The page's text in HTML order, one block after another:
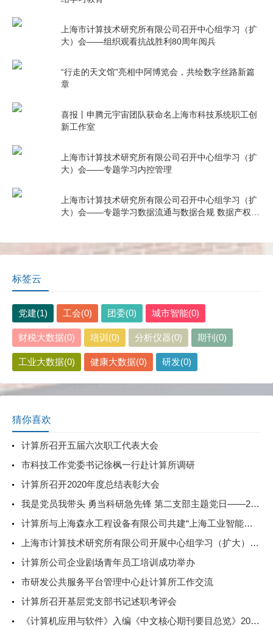
上海市计算技术研究所有限公司召开中心组学习（扩
大）会——组织观看抗战胜利80周年阅兵
“行走的天文馆”亮相中阿博览会，共绘数字丝路新篇
章
喜报丨申腾元宇宙团队获命名上海市科技系统职工创
新工作室
上海市计算技术研究所有限公司召开中心组学习（扩
大）会——专题学习内控管理
上海市计算技术研究所有限公司召开中心组学习（扩
大）会——专题学习数据流通与数据合规 数据产权与
标签云
党建(1) 工会(0) 团委(0) 城市智能(0)
财税大数据(0) 培训(0) 分析仪器(0) 期刊(0)
工业大数据(0) 健康大数据(0) 研发(0)
猜你喜欢
计算所召开五届六次职工代表大会
市科技工作党委书记徐枫一行赴计算所调研
计算所召开2020年度总结表彰大会
我是党员我带头 勇当科研急先锋 第二支部主题党日——2022职工创新工作室技术比武大赛总结会
计算所与上海森永工程设备有限公司共建“上海工业智能研究所”举行合作签约仪式
上海市计算技术研究所有限公司开展中心组学习（扩大）会——专题开展意识形态讲座
计算所公司企业剧场青年员工培训成功举办
市研发公共服务平台管理中心赴计算所工作交流
计算所召开基层党支部书记述职考评会
《计算机应用与软件》入编《中文核心期刊要目总览》2023年版